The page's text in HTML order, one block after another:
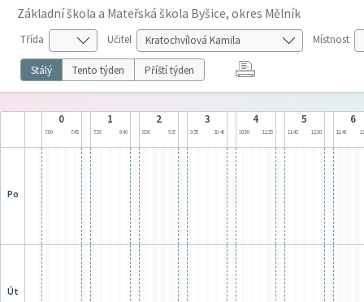
Základní škola a Mateřská škola Byšice, okres Mělník
Třída Učitel Místnost
Stálý Tento týden Příští týden
0
7:00 7:45
1
7:55 8:40
2
8:50 9:35
3
9:55 10:40
4
10:50 11:35
5
11:45 12:30
6
12:40
po
út